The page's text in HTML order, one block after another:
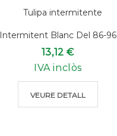
Intermitent Blanc Del 86-96
13,12 €
IVA inclòs
VEURE DETALL